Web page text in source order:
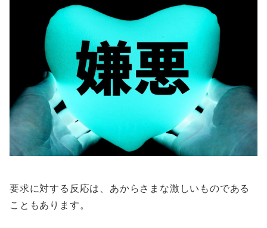
要求に対する反応は、あからさまな激しいものである
こともあります。